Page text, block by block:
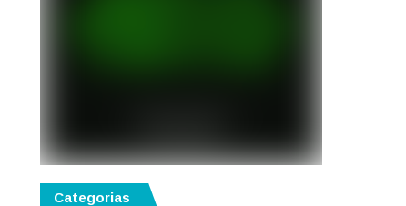
Categorias